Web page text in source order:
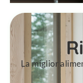
La miglior